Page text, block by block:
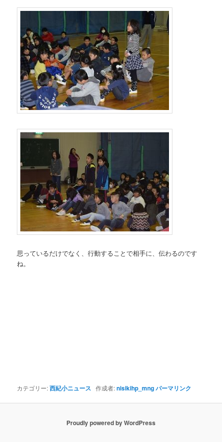
思っているだけでなく、行動することで相手に、伝わるのです
ね。
カテゴリー:西紀小ニュース 作成者:nisikihp_mngパーマリンク
Proudly powered by WordPress